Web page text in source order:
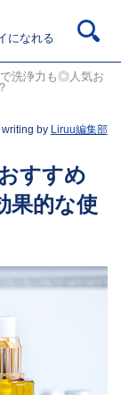
になれる
洗浄力も◎人気お
writing by Liruu編集部
すすめ
果的な使